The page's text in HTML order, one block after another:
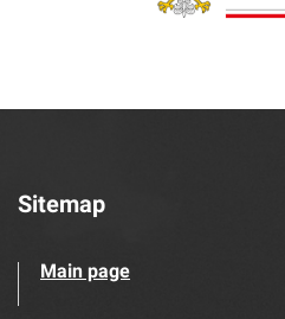
Sitemap
Main page